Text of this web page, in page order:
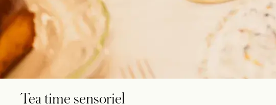
Tea time sensoriel